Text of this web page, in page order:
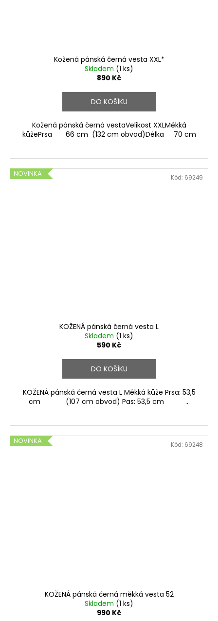
Kožená pánská černá vesta XXL*
Skladem (1 ks)
890 Kč
DO KOŠÍKU
Kožená pánská černá vestaVelikost XXLMěkká
kůžePrsa 66 cm (132 cm obvod)Délka 70 cm
NOVINKA
KOŽENÁ pánská černá vesta L
Skladem (1 ks)
590 Kč
DO KOŠÍKU
KOŽENÁ pánská černá vesta L Měkká kůže Prsa: 53,5
cm (107 cm obvod) Pas: 53,5 cm ...
Kód: 69249
NOVINKA
KOŽENÁ pánská černá měkká vesta 52
Skladem (1 ks)
990 Kč
Kód: 69248